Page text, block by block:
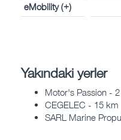
eMobility (+)
Yakındaki yerler
Motor's Passion -
CEGELEC - 15 km
SARL Marine